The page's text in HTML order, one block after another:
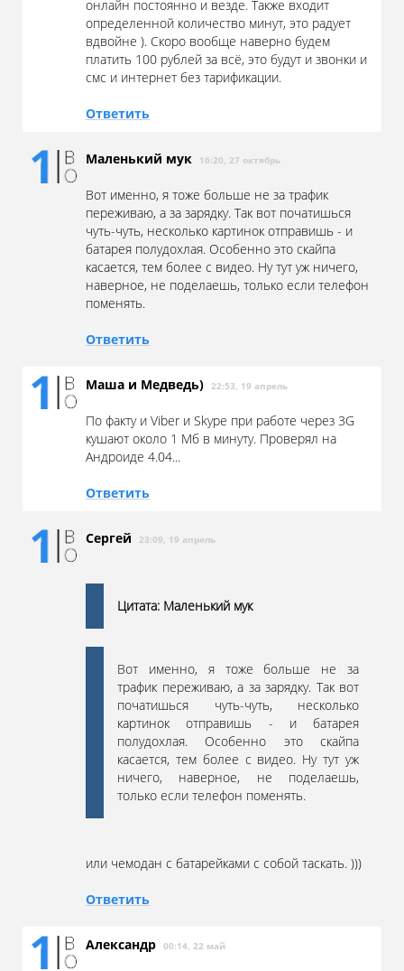
онлайн постоянно и везде. Также входит
определенной количество минут, это радует
вдвойне ). Скоро вообще наверно будем
платить 100 рублей за всё, это будут и звонки и
смс и интернет без тарификации.
Ответить
Маленький мук 16:20, 27 октябрь
Вот именно, я тоже больше не за трафик
переживаю, а за зарядку. Так вот початишься
чуть-чуть, несколько картинок отправишь - и
батарея полудохлая. Особенно это скайпа
касается, тем более с видео. Ну тут уж ничего,
наверное, не поделаешь, только если телефон
поменять.
Ответить
Маша и Медведь) 22:53, 19 апрель
По факту и Viber и Skype при работе через 3G
кушают около 1 Мб в минуту. Проверял на
Андроиде 4.04...
Ответить
Сергей 23:09, 19 апрель
Цитата: Маленький мук
Вот именно, я тоже больше не за
трафик переживаю, а за зарядку. Так вот
початишься чуть-чуть, несколько
картинок отправишь - и батарея
полудохлая. Особенно это скайпа
касается, тем более с видео. Ну тут уж
ничего, наверное, не поделаешь,
только если телефон поменять.
или чемодан с батарейками с собой таскать. )))
Ответить
Александр 00:14, 22 май